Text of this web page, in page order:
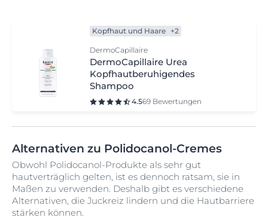
Kopfhaut und Haare +2
DermoCapillaire
DermoCapillaire Urea
Kopfhautberuhigendes
Shampoo
4.569 Bewertungen
Alternativen zu Polidocanol-Cremes
Obwohl Polidocanol-Produkte als sehr gut
hautverträglich gelten, ist es dennoch ratsam, sie in
Maßen zu verwenden. Deshalb gibt es verschiedene
Alternativen, die Juckreiz lindern und die Hautbarriere
stärken können.